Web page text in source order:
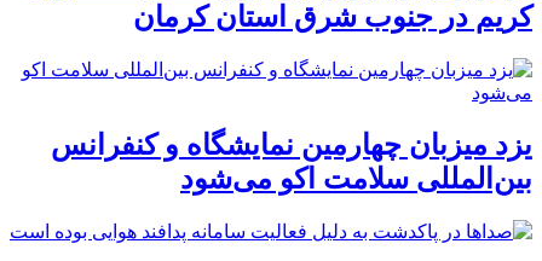
کریم در جنوب شرق استان کرمان
یزد میزبان چهارمین نمایشگاه و کنفرانس
بین‌المللی سلامت اکو می‌شود